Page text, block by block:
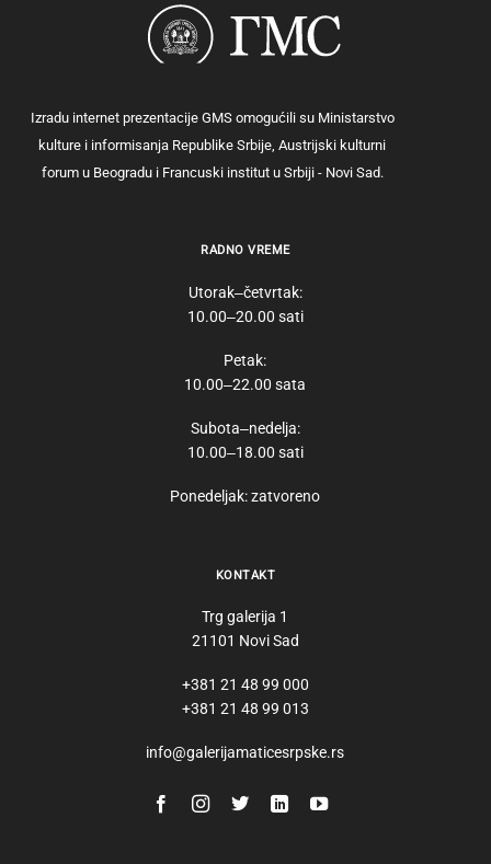
Izradu internet prezentacije GMS omogućili su Ministarstvo
kulture i informisanja Republike Srbije, Austrijski kulturni
forum u Beogradu i Francuski institut u Srbiji - Novi Sad.
RADNO VREME
Utorak‒četvrtak:
10.00‒20.00 sati
Petak:
10.00‒22.00 sata
Subota‒nedelja:
10.00‒18.00 sati
Ponedeljak: zatvoreno
KONTAKT
Trg galerija 1
21101 Novi Sad
+381 21 48 99 000
+381 21 48 99 013
info@galerijamaticesrpske.rs